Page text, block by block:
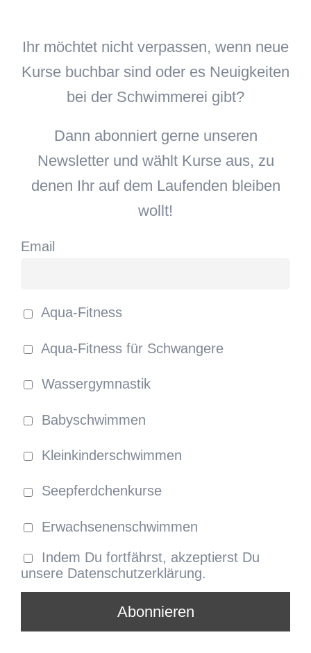
Ihr möchtet nicht verpassen, wenn neue
Kurse buchbar sind oder es Neuigkeiten
bei der Schwimmerei gibt?
Dann abonniert gerne unseren
Newsletter und wählt Kurse aus, zu
denen Ihr auf dem Laufenden bleiben
wollt!
Email
Aqua-Fitness
Aqua-Fitness für Schwangere
Wassergymnastik
Babyschwimmen
Kleinkinderschwimmen
Seepferdchenkurse
Erwachsenenschwimmen
Indem Du fortfährst, akzeptierst Du
unsere Datenschutzerklärung.